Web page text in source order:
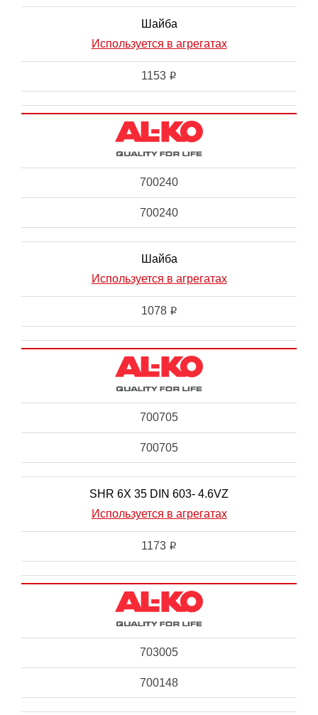
Шайба
Используется в агрегатах
1153 i
700240
700240
Шайба
Используется в агрегатах
1078 i
700705
700705
SHR 6X 35 DIN 603- 4.6VZ
Используется в агрегатах
1173 i
703005
700148